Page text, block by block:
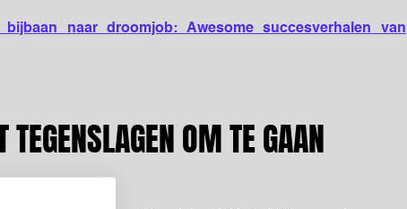
bijbaan naar droomjob: Awesome succesverhalen van
OM TE GAAN